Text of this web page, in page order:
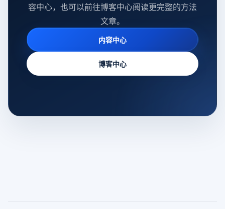
容中心，也可以前往博客中心阅读更完整的方法
文章。
内容中心
博客中心